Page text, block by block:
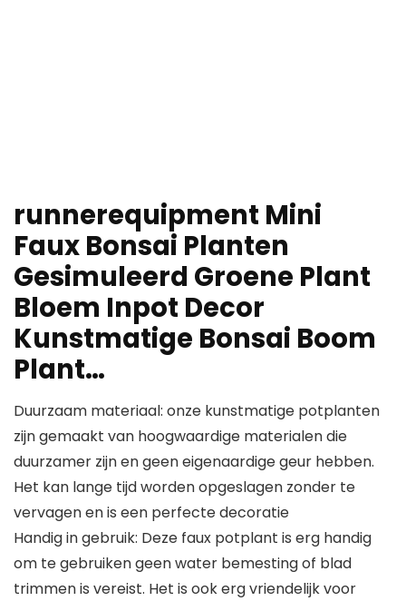
runnerequipment Mini
Faux Bonsai Planten
Gesimuleerd Groene Plant
Bloem Inpot Decor
Kunstmatige Bonsai Boom
Plant…
Duurzaam materiaal: onze kunstmatige potplanten
zijn gemaakt van hoogwaardige materialen die
duurzamer zijn en geen eigenaardige geur hebben.
Het kan lange tijd worden opgeslagen zonder te
vervagen en is een perfecte decoratie
Handig in gebruik: Deze faux potplant is erg handig
om te gebruiken geen water bemesting of blad
trimmen is vereist. Het is ook erg vriendelijk voor